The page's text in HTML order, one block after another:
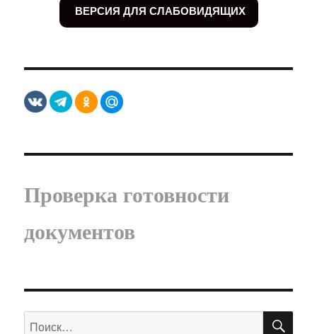
ВЕРСИЯ ДЛЯ СЛАБОВИДЯЩИХ
Проверка готовности
документов
Искать: